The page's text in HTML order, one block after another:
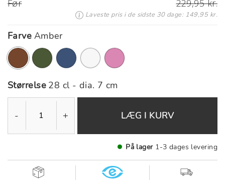
Før 229,95 kr.
Laveste pris i de sidste 30 dage: 149,95 kr.
Farve Amber
valgte
Størrelse 28 cl - dia. 7 cm
- + LÆG I KURV
På lager 1-3 dages levering